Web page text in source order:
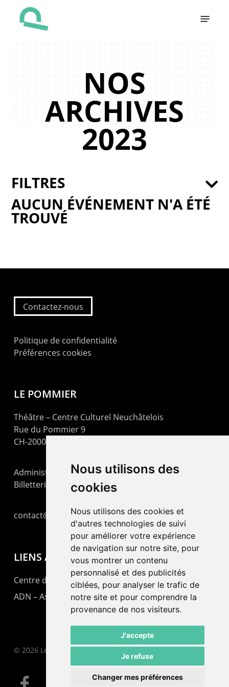
Nous utilisons des
cookies
Nous utilisons des cookies et
d'autres technologies de suivi
pour améliorer votre expérience
de navigation sur notre site, pour
vous montrer un contenu
personnalisé et des publicités
ciblées, pour analyser le trafic de
notre site et pour comprendre la
provenance de nos visiteurs.
J'accepte
Je refuse
Changer mes préférences
NOS
ARCHIVES
2023
AUCUN ÉVÉNEMENT N'A ÉTÉ
TROUVÉ
FILTRES
Contactez-nous
Politique de confidentialité
Préférences cookies
LE POMMIER
Théâtre – Centre Culturel Neuchâtelois
Rue du Pommier 9
CH-2000 Neuchâtel
Administration : +41 32 725 03 03
Billetterie : +41 32 725 05 05
contact@lepommier.ch
LIENS AMIS
Centre de culture ABC
ADN – Association Danse Neuchâtel
© 2026 Le Pommier.
facebook email